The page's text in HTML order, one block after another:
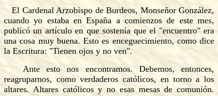
El Cardenal Arzobispo de Burdeos, Monseñor González,
cuando yo estaba en España a comienzos de este mes,
publicó un artículo en que sostenía que el "encuentro" era
una cosa muy buena. Esto es enceguecimiento, como dice
la Escritura: "Tienen ojos y no ven".
Ante esto nos encontramos. Debemos, entonces,
reagruparnos, como verdaderos católicos, en torno a los
altares. Altares católicos y no esas mesas de comunión.